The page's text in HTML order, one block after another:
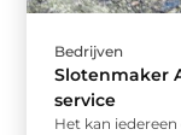
Bedrijven
Slotenmaker
service
Het kan